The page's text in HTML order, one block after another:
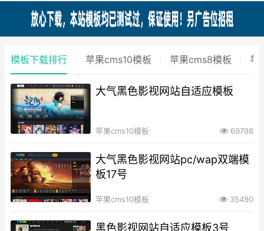
模板下载排行 苹果cms10模板 苹果cms8模板 苹
大气黑色影视网站自适应模板
苹果cms10模板 69798
大气黑色影视网站pc/wap双端模
板17号
苹果cms10模板 35490
黑色影视网站自适应模板3号